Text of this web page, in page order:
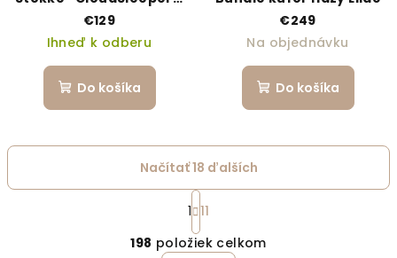
nafukovačka Animal
Family
€129
Ihneď k odberu
Do košíka
€249
Na objednávku
Do košíka
Ovládacie prvky
Načítať 18 ďalších
Stránkovanie
1 11
198 položiek celkom